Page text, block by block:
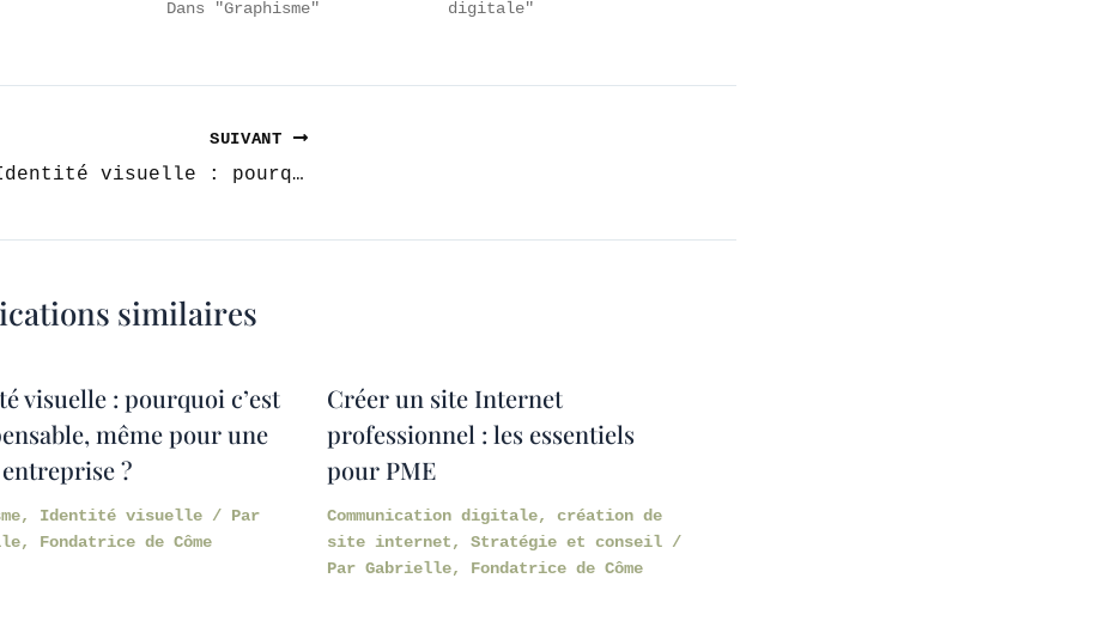
Dans "Graphisme"
digitale"
SUIVANT
Identité visuelle : pourquoi c’est indispensable, même pour une petite entreprise ?
similaires
visuelle : pourquoi c’est
même pour une
?
, Identité visuelle / Par
Fondatrice de Côme
Créer un site Internet
professionnel : les essentiels
pour PME
Communication digitale, création de
site internet, Stratégie et conseil/
Par Gabrielle, Fondatrice de Côme